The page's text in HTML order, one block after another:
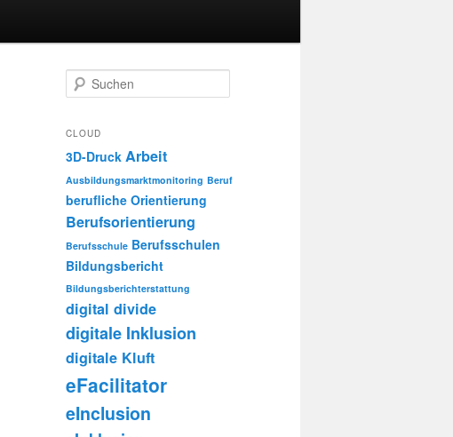
u
h
n
CLOUD
3D-Druck Arbeit
Ausbildungsmarktmonitoring Beruf
berufliche Orientierung
Berufsorientierung
Berufsschule Berufsschulen
Bildungsbericht
Bildungsberichterstattung
digital divide
digitale Inklusion
digitale Kluft
eFacilitator
eInclusion